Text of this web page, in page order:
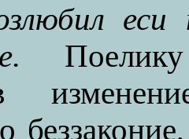
еси
Поелику